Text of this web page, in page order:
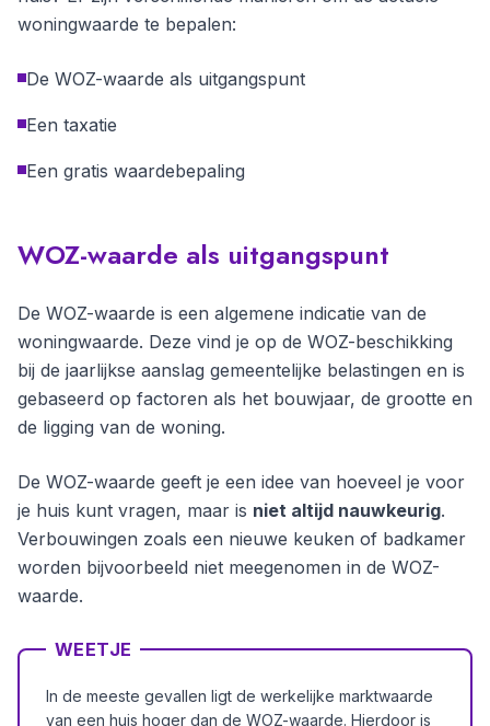
woningwaarde te bepalen:
De WOZ-waarde als uitgangspunt
Een taxatie
Een gratis waardebepaling
WOZ-waarde als uitgangspunt
De WOZ-waarde is een algemene indicatie van de
woningwaarde. Deze vind je op de WOZ-beschikking
bij de jaarlijkse aanslag gemeentelijke belastingen en is
gebaseerd op factoren als het bouwjaar, de grootte en
de ligging van de woning.
De WOZ-waarde geeft je een idee van hoeveel je voor
je huis kunt vragen, maar is niet altijd nauwkeurig.
Verbouwingen zoals een nieuwe keuken of badkamer
worden bijvoorbeeld niet meegenomen in de WOZ-
waarde.
WEETJE
In de meeste gevallen ligt de werkelijke marktwaarde
van een huis hoger dan de WOZ-waarde. Hierdoor is